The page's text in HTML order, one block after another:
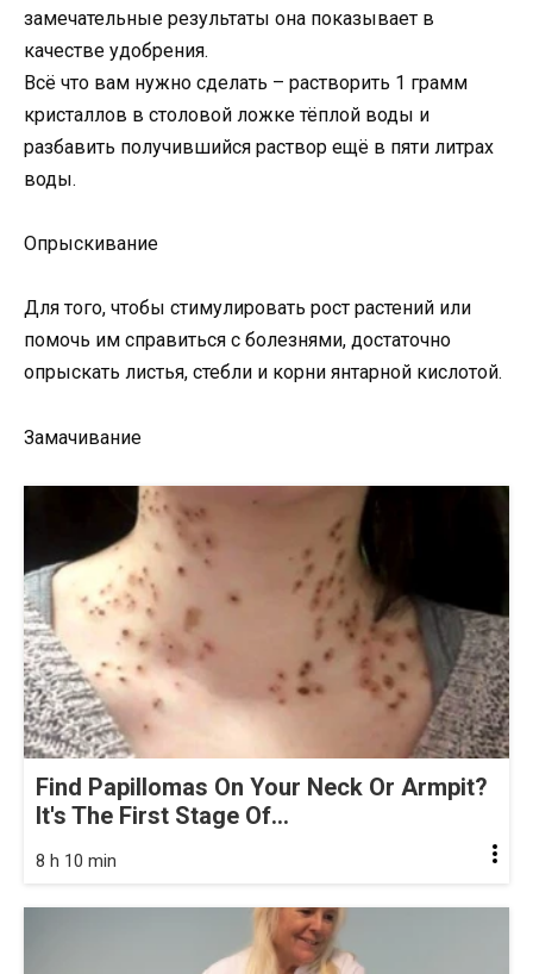
замечательные результаты она показывает в
качестве удобрения.
Всё что вам нужно сделать – растворить 1 грамм
кристаллов в столовой ложке тёплой воды и
разбавить получившийся раствор ещё в пяти литрах
воды.
Опрыскивание
Для того, чтобы стимулировать рост растений или
помочь им справиться с болезнями, достаточно
опрыскать листья, стебли и корни янтарной кислотой.
Замачивание
Find Papillomas On Your Neck Or Armpit?
It's The First Stage Of...
8 h 10 min